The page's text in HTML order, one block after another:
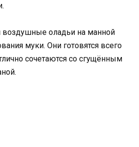
воздушные оладьи на манной
муки. Они готовятся всего
сочетаются со сгущённым